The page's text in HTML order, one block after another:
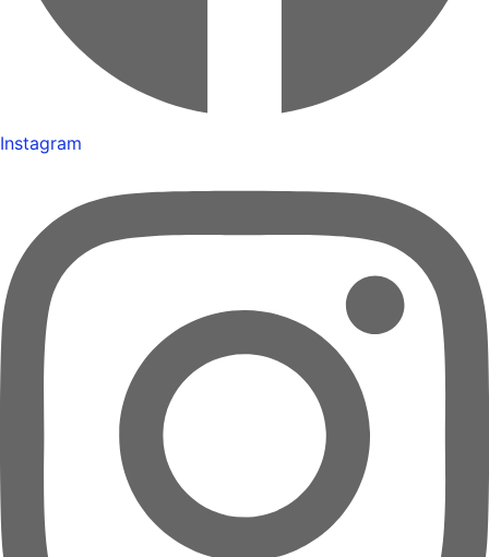
Instagram